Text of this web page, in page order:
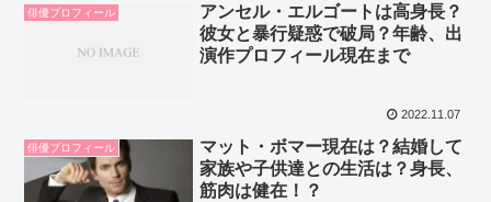
俳優プロフィール
アンセル・エルゴートは高身長？
彼女と暴行疑惑で破局？年齢、出
演作プロフィール現在まで
2022.11.07
俳優プロフィール
マット・ボマー現在は？結婚して
家族や子供達との生活は？身長、
筋肉は健在！？